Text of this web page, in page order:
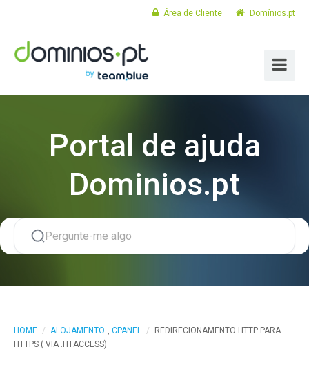
Domínios.pt
Área de Cliente
Portal de ajuda
Dominios.pt
HOME / ALOJAMENTO , CPANEL /
REDIRECIONAMENTO HTTP PARA
HTTPS ( VIA .HTACCESS)